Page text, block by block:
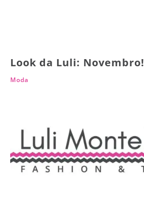
Look da Luli: Novembro!
Moda